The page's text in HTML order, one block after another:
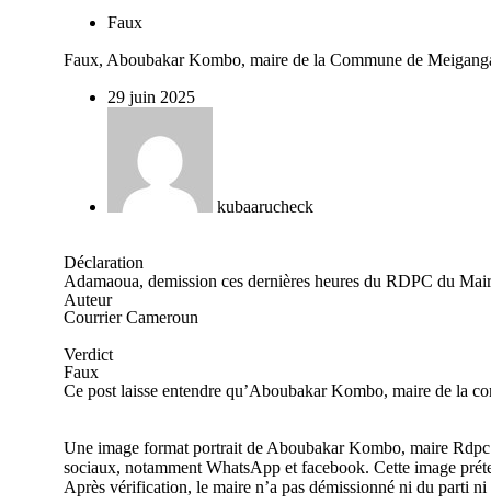
Faux
Faux, Aboubakar Kombo, maire de la Commune de
29 juin 2025
kubaarucheck
Déclaration
Adamaoua, demission ces dernières heures du RDPC du
Auteur
Courrier Cameroun
Verdict
Faux
Ce post laisse entendre qu’Aboubakar Kombo, maire de la
Une image format portrait de Aboubakar Kombo, maire
sociaux, notamment WhatsApp et facebook. Cette image
Après vérification, le maire n’a pas démissionné ni du parti ni